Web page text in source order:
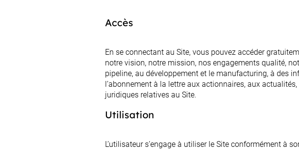
Accès
En se connectant au Site, vous pouvez accéder
notre vision, notre mission, nos engagements qualité,
pipeline, au développement et le manufacturing, à des
l’abonnement à la lettre aux actionnaires, aux
juridiques relatives au Site.
Utilisation
L’utilisateur s’engage à utiliser le Site conformément à